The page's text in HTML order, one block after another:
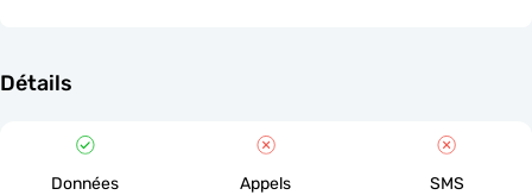
Détails
Données Appels SMS